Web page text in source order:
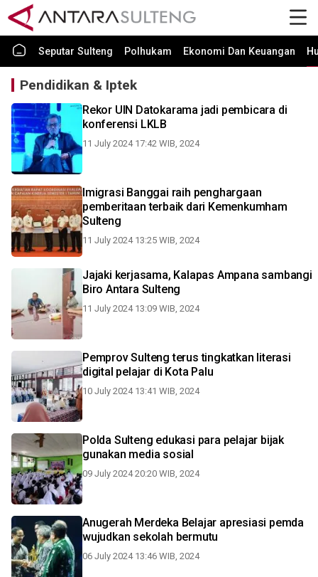
Seputar Sulteng Polhukam Ekonomi Dan Keuangan
Pendidikan & Iptek
Rekor UIN Datokarama jadi pembicara di
konferensi LKLB
11 July 2024 17:42 WIB, 2024
Imigrasi Banggai raih penghargaan
pemberitaan terbaik dari Kemenkumham
Sulteng
11 July 2024 13:25 WIB, 2024
Jajaki kerjasama, Kalapas Ampana sambangi
Biro Antara Sulteng
11 July 2024 13:09 WIB, 2024
Pemprov Sulteng terus tingkatkan literasi
digital pelajar di Kota Palu
10 July 2024 13:41 WIB, 2024
Polda Sulteng edukasi para pelajar bijak
gunakan media sosial
09 July 2024 20:20 WIB, 2024
Anugerah Merdeka Belajar apresiasi pemda
wujudkan sekolah bermutu
06 July 2024 13:46 WIB, 2024